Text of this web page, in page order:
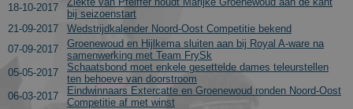
18-10-2017
bij seizoenstart
21-09-2017
Wedstrijdkalender Noord-Oost Competitie bekend
07-09-2017
Groenewoud en Hijlkema sluiten aan bij Royal A-ware na
samenwerking met Team FrySk
05-05-2017
Schaatsbond moet enkele gesettelde dames teleurstellen
ten behoeve van doorstroom
06-03-2017
Eindwinnaars Extercatte en Groenewoud ronden Noord-Oost
Competitie af met winst
although
owners.
_gid
Google LLC
.schaatspeloton.nl
1 dag
This cookie
asssociated